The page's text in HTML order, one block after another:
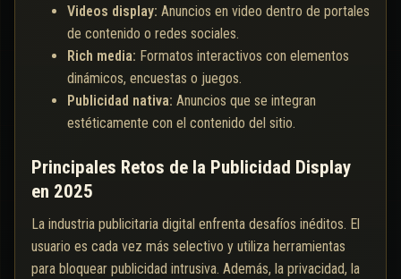
Videos display: Anuncios en video dentro de portales
de contenido o redes sociales.
Rich media: Formatos interactivos con elementos
dinámicos, encuestas o juegos.
Publicidad nativa: Anuncios que se integran
estéticamente con el contenido del sitio.
Principales Retos de la Publicidad Display
en 2025
La industria publicitaria digital enfrenta desafíos inéditos. El
usuario es cada vez más selectivo y utiliza herramientas
para bloquear publicidad intrusiva. Además, la privacidad, la